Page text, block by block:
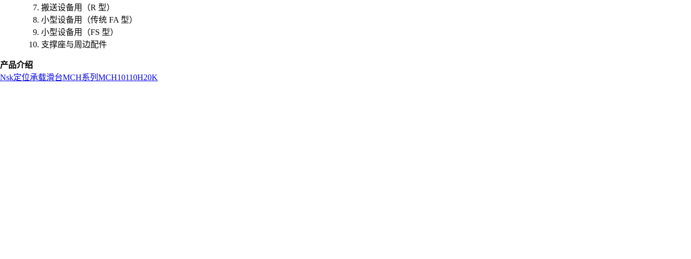
搬送设备用（R 型）
小型设备用（传统 FA 型）
小型设备用（FS 型）
支撑座与周边配件
产品介绍
Nsk定位承载滑台MCH系列 MCH10110H20K